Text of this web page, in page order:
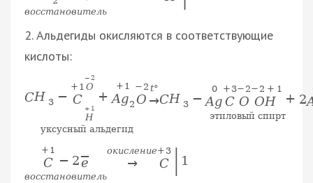
восстановите ль
2. Альдегиды окисляются в соответствующие
кислоты:
CH 3 −
+ 1
C
− 2
O
+ 1
H
+
+ 1
Ag2
− 2
O
уксусный альдегид
t°
→CH 3 −
0
Ag
+ 3
C
− 2
O
− 2 + 1
OH + 2
этиловый спирт
+ 1
C − 2−
e
восстановитель
окисление
→
+ 3
C 1